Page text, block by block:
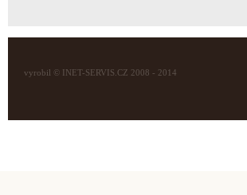
vyrobil © INET-SERVIS.CZ 2008 - 2014